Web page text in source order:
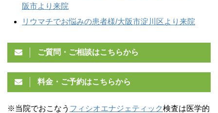
阪市より来院
リウマチでお悩みの患者様/大阪市淀川区より来院
ご質問・ご相談はこちらから
料金・ご予約はこちらから
※当院でおこなう フィシオエナジェティック検査は医学的